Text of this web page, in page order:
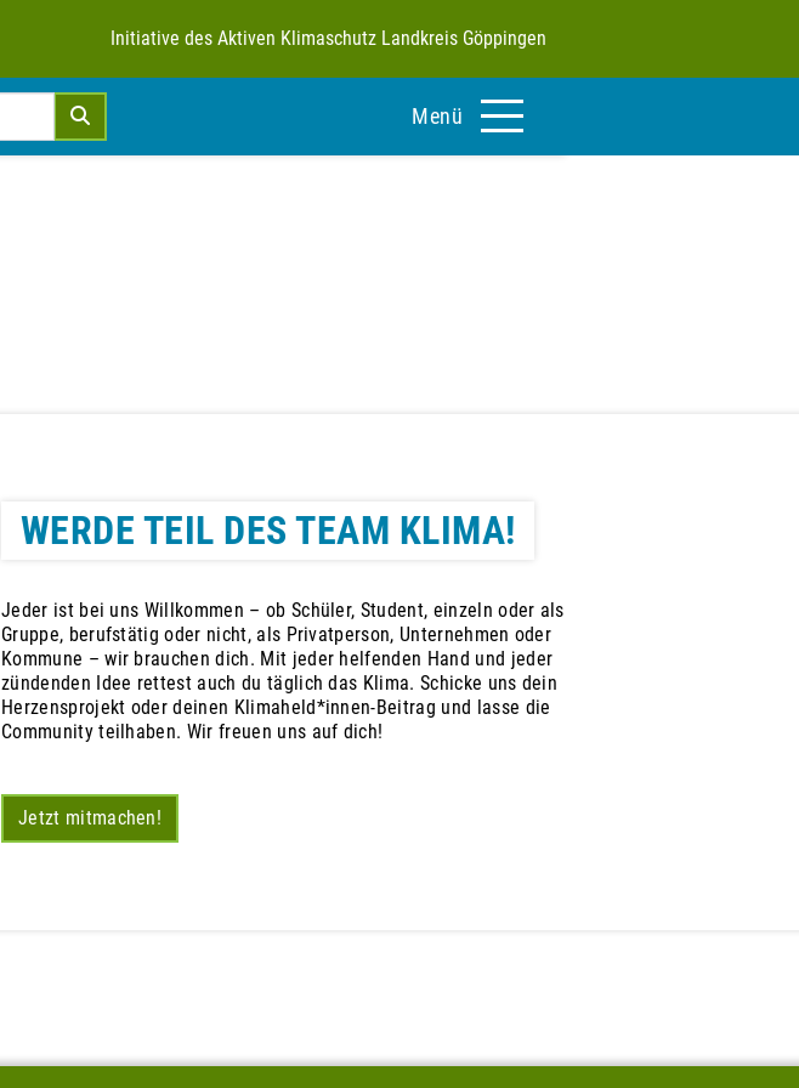
Initiative des Aktiven Klimaschutz Landkreis Göppingen
Menü
WERDE TEIL DES TEAM KLIMA!
Jeder ist bei uns Willkommen – ob Schüler, Student, einzeln oder als
Gruppe, berufstätig oder nicht, als Privatperson, Unternehmen oder
Kommune – wir brauchen dich. Mit jeder helfenden Hand und jeder
zündenden Idee rettest auch du täglich das Klima. Schicke uns dein
Herzensprojekt oder deinen Klimaheld*innen-Beitrag und lasse die
Community teilhaben. Wir freuen uns auf dich!
Jetzt mitmachen!